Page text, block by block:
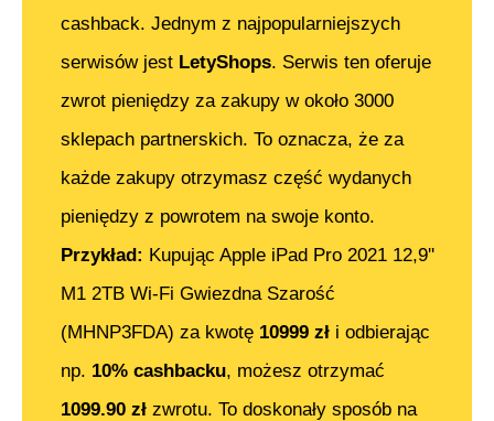
cashback. Jednym z najpopularniejszych
serwisów jest LetyShops. Serwis ten oferuje
zwrot pieniędzy za zakupy w około 3000
sklepach partnerskich. To oznacza, że za
każde zakupy otrzymasz część wydanych
pieniędzy z powrotem na swoje konto.
Przykład: Kupując Apple iPad Pro 2021 12,9''
M1 2TB Wi-Fi Gwiezdna Szarość
(MHNP3FDA) za kwotę 10999 zł i odbierając
np. 10% cashbacku, możesz otrzymać
1099.90 zł zwrotu. To doskonały sposób na